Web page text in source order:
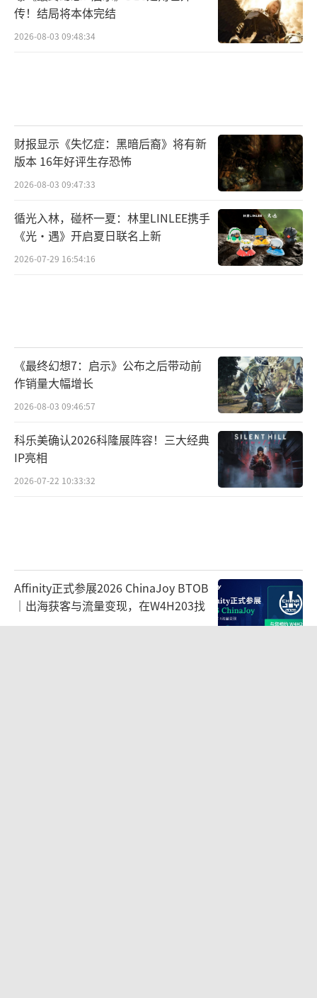
传！结局将本体完结
2026-08-03 09:48:34
财报显示《失忆症：黑暗后裔》将有新
版本 16年好评生存恐怖
2026-08-03 09:47:33
循光入林，碰杯一夏：林里LINLEE携手
《光·遇》开启夏日联名上新
2026-07-29 16:54:16
《最终幻想7：启示》公布之后带动前
作销量大幅增长
2026-08-03 09:46:57
科乐美确认2026科隆展阵容！三大经典
IP亮相
2026-07-22 10:33:32
Affinity正式参展2026 ChinaJoy BTOB
｜出海获客与流量变现，在W4H203找
2026-07-30 10:49:33